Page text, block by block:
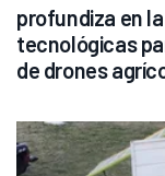
profundiza en
tecnológicas
de drones